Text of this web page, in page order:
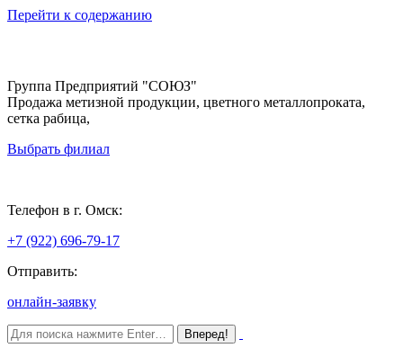
Перейти к содержанию
Группа Предприятий "СОЮЗ"
Продажа метизной продукции, цветного металлопроката,
сетка рабица,
Выбрать филиал
Телефон в г. Омск:
+7 (922) 696-79-17
Отправить:
онлайн-заявку